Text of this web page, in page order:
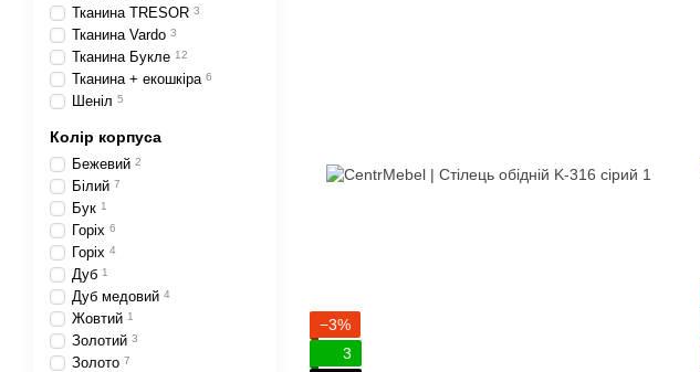
−3%
3
Тканина TRESOR 3
Тканина Vardo 3
Тканина Букле 12
Тканина + екошкіра 6
Шеніл 5
Колір корпуса
Бежевий 2
Білий 7
Бук 1
Горіх 6
Горіх 4
Дуб 1
Дуб медовий 4
Жовтий 1
Золотий 3
Золото 7